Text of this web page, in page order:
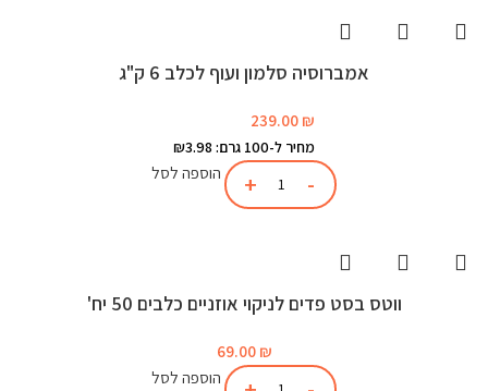
אמברוסיה סלמון ועוף לכלב 6 ק"ג
239.00 ₪
מחיר ל-100 גרם: ₪3.98
הוספה לסל
ווטס בסט פדים לניקוי אוזניים כלבים 50 יח'
69.00 ₪
הוספה לסל